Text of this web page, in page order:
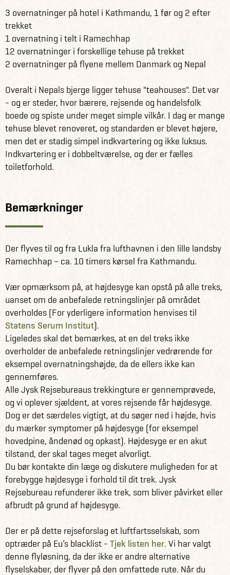
3 overnatninger på hotel i Kathmandu, 1 før og 2 efter
trekket
1 overnatning i telt i Ramechhap
12 overnatninger i forskellige tehuse på trekket
2 overnatninger på flyene mellem Danmark og Nepal
Overalt i Nepals bjerge ligger tehuse "teahouses". Det var
- og er steder, hvor bærere, rejsende og handelsfolk
boede og spiste under meget simple vilkår. I dag er mange
tehuse blevet renoveret, og standarden er blevet højere,
men det er stadig simpel indkvartering og ikke luksus.
Indkvartering er i dobbeltværelse, og der er fælles
toiletforhold.
Bemærkninger
Der flyves til og fra Lukla fra lufthavnen i den lille landsby
Ramechhap – ca. 10 timers kørsel fra Kathmandu.
Vær opmærksom på, at højdesyge kan opstå på alle treks,
uanset om de anbefalede retningslinjer på området
overholdes (For yderligere information henvises til
Statens Serum Institut).
Ligeledes skal det bemærkes, at en del treks ikke
overholder de anbefalede retningslinjer vedrørende for
eksempel overnatningshøjde, da de ellers ikke kan
gennemføres.
Alle Jysk Rejsebureaus trekkingture er gennemprøvede,
og vi oplever sjældent, at vores rejsende får højdesyge.
Dog er det særdeles vigtigt, at du søger ned i højde, hvis
du mærker symptomer på højdesyge (for eksempel
hovedpine, åndenød og opkast). Højdesyge er en akut
tilstand, der skal tages meget alvorligt.
Du bør kontakte din læge og diskutere muligheden for at
forebygge højdesyge i forhold til dit trek. Jysk
Rejsebureau refunderer ikke trek, som bliver påvirket eller
afbrudt på grund af højdesyge.
Der er på dette rejseforslag et luftfartsselskab, som
optræder på Eu’s blacklist - Tjek listen her. Vi har valgt
denne flyløsning, da der ikke er andre alternative
flyselskaber, der flyver på den omfattede rute. Når du